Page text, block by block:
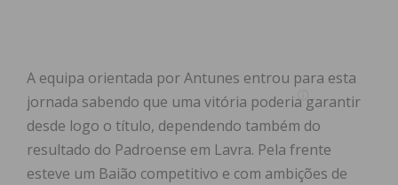
A equipa orientada por Antunes entrou para esta
jornada sabendo que uma vitória poderia garantir
desde logo o título, dependendo também do
resultado do Padroense em Lavra. Pela frente
esteve um Baião competitivo e com ambições de